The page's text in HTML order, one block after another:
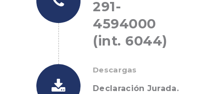
291-
4594000
(int. 6044)
Descargas
Declaración Jurada.